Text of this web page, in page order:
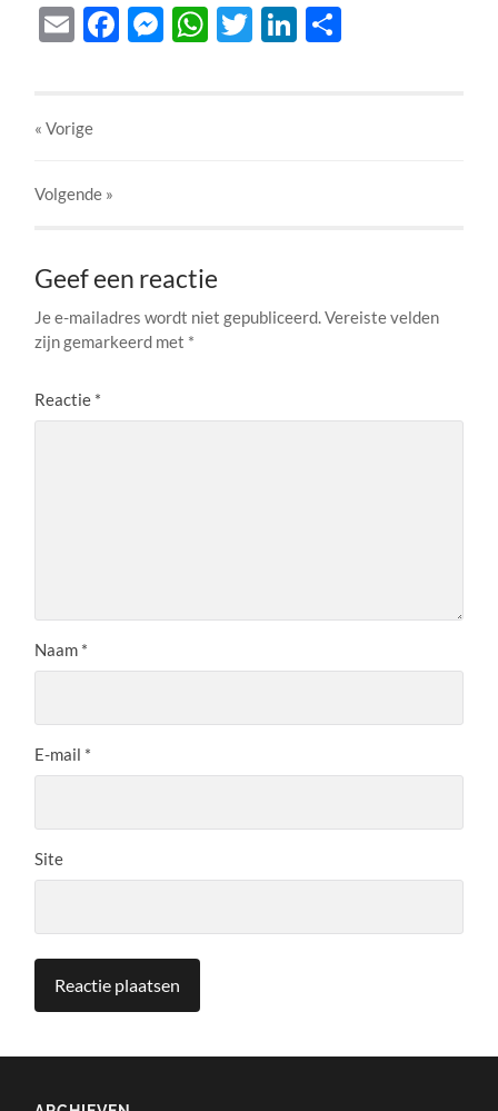
EmailFacebook
Messenger
WhatsApp
TwitterLinkedIn
« Vorige
Volgende »
Geef een reactie
Je e-mailadres wordt niet gepubliceerd. Vereiste velden
zijn gemarkeerd met *
Reactie *
Naam *
E-mail *
Site